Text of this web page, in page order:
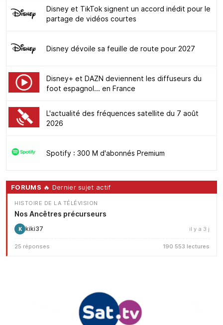
Disney et TikTok signent un accord inédit pour le
partage de vidéos courtes
Disney dévoile sa feuille de route pour 2027
Disney+ et DAZN deviennent les diffuseurs du
foot espagnol... en France
L'actualité des fréquences satellite du 7 août
2026
Spotify : 300 M d'abonnés Premium
FORUMS 🔥 Dernier sujet actif
HISTOIRE DE LA TÉLÉVISION
Nos Ancêtres précurseurs
K kiki37 il y a 3 j
25 réponses 190 553 lectures